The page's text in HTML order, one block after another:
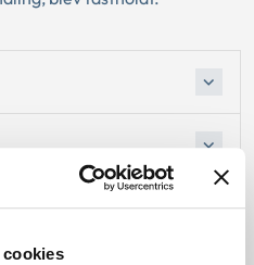
cookies